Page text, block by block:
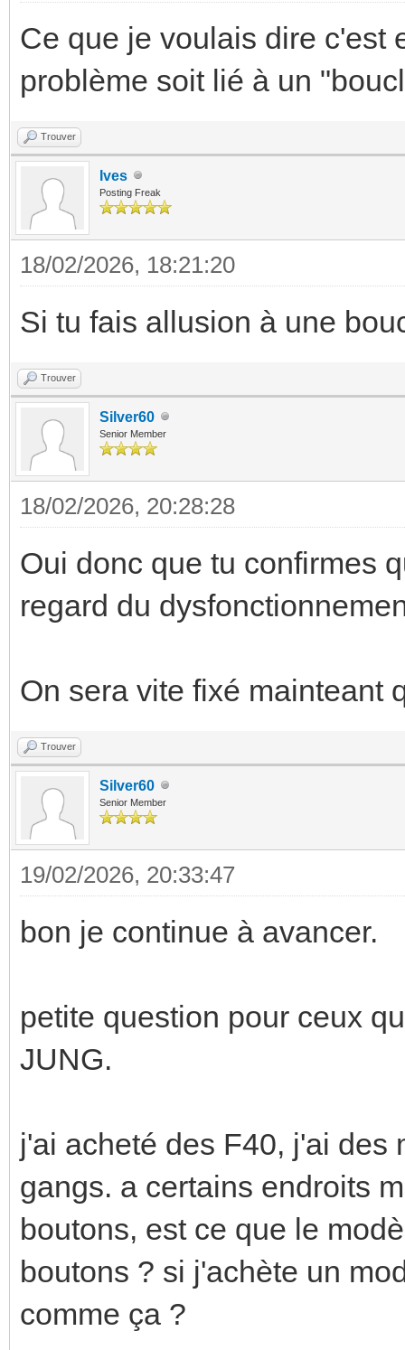
Ce que je voulais dire c'est
problème soit lié à un
Trouver
Ives
Posting Freak
18/02/2026, 18:21:20
Si tu fais allusion à une
Trouver
Silver60
Senior Member
18/02/2026, 20:28:28
Oui donc que tu confirmes
regard du
On sera vite fixé mainteant
Trouver
Silver60
Senior Member
19/02/2026, 20:33:47
bon je continue à avancer.
petite question pour ceux
JUNG.
j'ai acheté des F40, j'ai des
gangs. a certains endroits
boutons, est ce que le
boutons ? si j'achète un
comme ça ?